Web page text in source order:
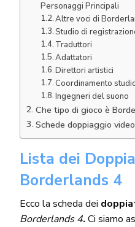
Personaggi Principali
Altre voci di
Studio di
Traduttori
Adattatori
Direttori artistici
Coordinamento
Ingegneri del suono
Che tipo di gioco è
Schede doppiaggio
Lista dei
Borderlands 4
Ecco la scheda dei
Borderlands 4.Ci siamo